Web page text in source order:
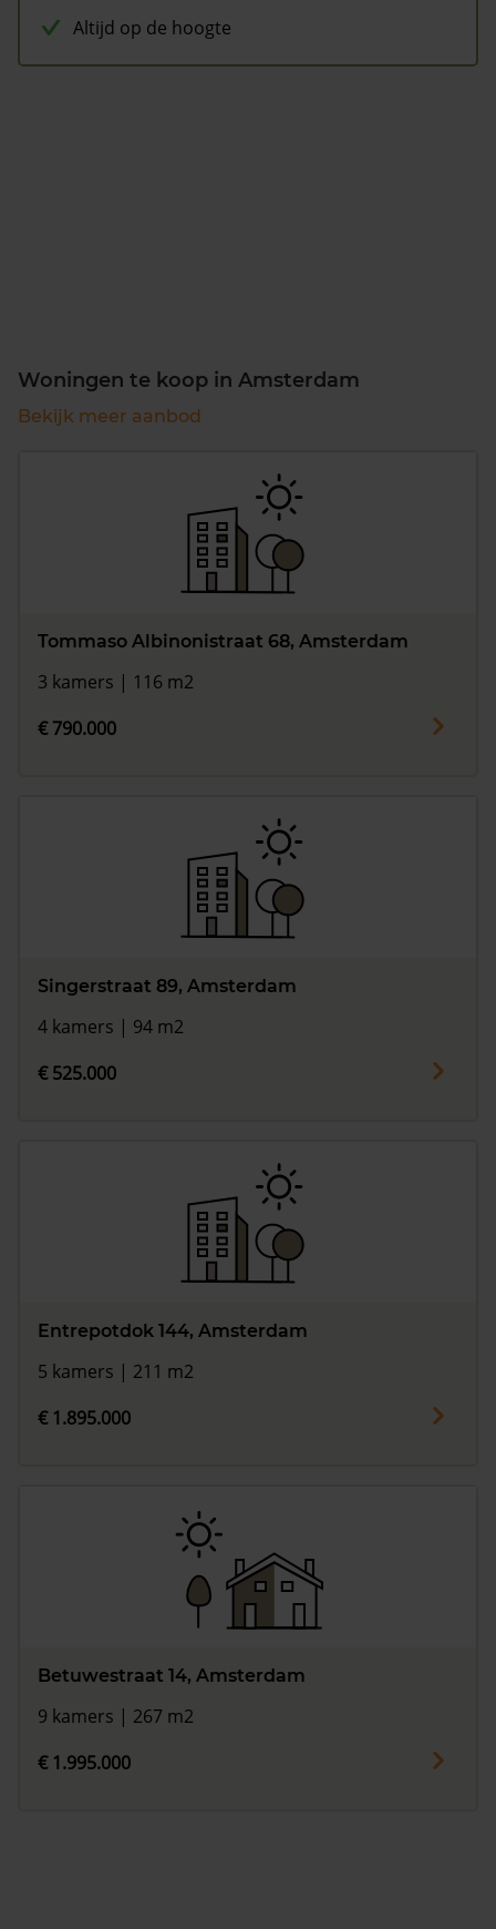
Altijd op de hoogte
Woningen te koop in Amsterdam
Bekijk meer aanbod
Tommaso Albinonistraat 68, Amsterdam
3 kamers | 116 m2
€ 790.000
Singerstraat 89, Amsterdam
4 kamers | 94 m2
€ 525.000
Entrepotdok 144, Amsterdam
5 kamers | 211 m2
€ 1.895.000
Betuwestraat 14, Amsterdam
9 kamers | 267 m2
€ 1.995.000